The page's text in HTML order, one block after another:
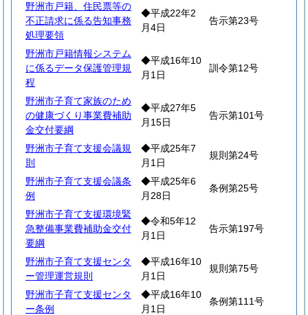
野洲市戸籍、住民票等の
不正請求に係る告知事務
処理要領
◆平成22年2
月4日
告示第23号
野洲市戸籍情報システム
に係るデータ保護管理規
程
◆平成16年10
月1日
訓令第12号
野洲市子育て家族のため
の健康づくり事業費補助
金交付要綱
◆平成27年5
月15日
告示第101号
野洲市子育て支援会議規
則
◆平成25年7
月1日
規則第24号
野洲市子育て支援会議条
例
◆平成25年6
月28日
条例第25号
野洲市子育て支援環境緊
急整備事業費補助金交付
要綱
◆令和5年12
月1日
告示第197号
野洲市子育て支援センタ
ー管理運営規則
◆平成16年10
月1日
規則第75号
野洲市子育て支援センタ
ー条例
◆平成16年10
月1日
条例第111号